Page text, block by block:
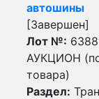
автошины
[Завершен]
Лот №: 6388
АУКЦИОН
товара)
Раздел: